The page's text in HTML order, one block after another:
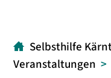
Selbsthilfe
Veranstaltungen